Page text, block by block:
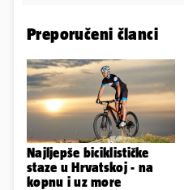
Preporučeni članci
Najljepše biciklističke
staze u Hrvatskoj - na
kopnu i uz more